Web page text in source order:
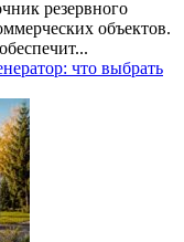
резервного
объектов.
что выбрать